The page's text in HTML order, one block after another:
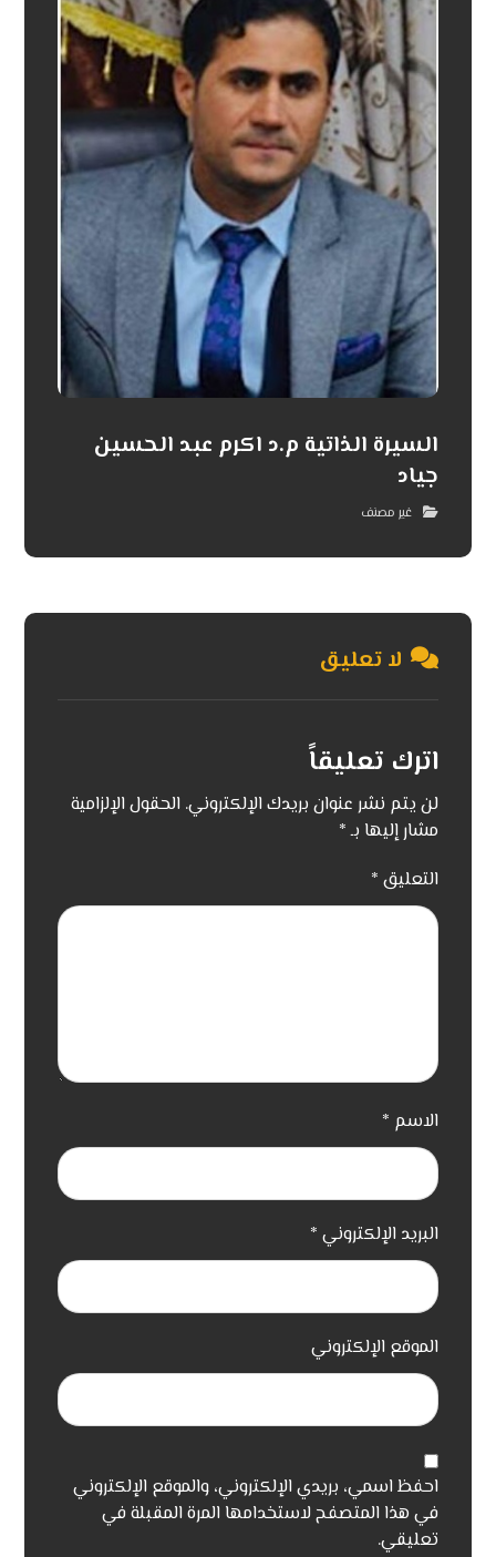
السيرة الذاتية م.د اكرم عبد الحسين
جياد
غير مصنف
لا تعليق
اترك تعليقاً
لن يتم نشر عنوان بريدك الإلكتروني. الحقول الإلزامية
مشار إليها بـ*
التعليق *
الاسم *
البريد الإلكتروني *
الموقع الإلكتروني
احفظ اسمي، بريدي الإلكتروني، والموقع الإلكتروني
في هذا المتصفح لاستخدامها المرة المقبلة في
تعليقي.